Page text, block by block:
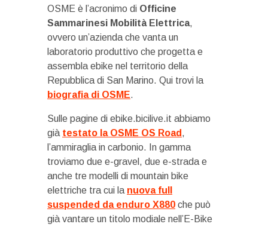
OSME è l’acronimo di Officine
Sammarinesi Mobilità Elettrica,
ovvero un’azienda che vanta un
laboratorio produttivo che progetta e
assembla ebike nel territorio della
Repubblica di San Marino. Qui trovi la
biografia di OSME.
Sulle pagine di ebike.bicilive.it abbiamo
già testato la OSME OS Road ,
l’ammiraglia in carbonio. In gamma
troviamo due e-gravel, due e-strada e
anche tre modelli di mountain bike
elettriche tra cui la nuova full
suspended da enduro X880 che può
già vantare un titolo modiale nell’E-Bike